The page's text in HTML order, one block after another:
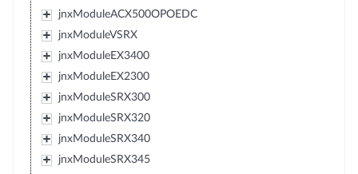
jnxModuleACX500OPOEDC
jnxModuleVSRX
jnxModuleEX3400
jnxModuleEX2300
jnxModuleSRX300
jnxModuleSRX320
jnxModuleSRX340
jnxModuleSRX345